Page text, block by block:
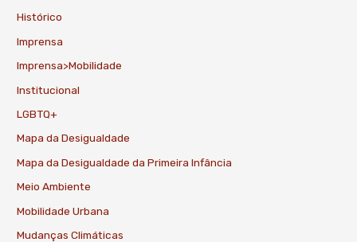
Histórico
Imprensa
Imprensa>Mobilidade
Institucional
LGBTQ+
Mapa da Desigualdade
Mapa da Desigualdade da Primeira Infância
Meio Ambiente
Mobilidade Urbana
Mudanças Climáticas